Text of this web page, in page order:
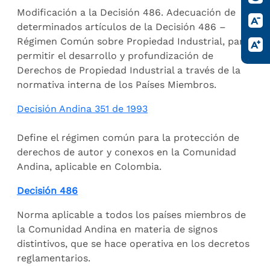
Modificación a la Decisión 486. Adecuación de
determinados artículos de la Decisión 486 –
Régimen Común sobre Propiedad Industrial, para
permitir el desarrollo y profundización de
Derechos de Propiedad Industrial a través de la
normativa interna de los Países Miembros.
Decisión Andina 351 de 1993
Define el régimen común para la protección de
derechos de autor y conexos en la Comunidad
Andina, aplicable en Colombia.
Decisión 486
Norma aplicable a todos los países miembros de
la Comunidad Andina en materia de signos
distintivos, que se hace operativa en los decretos
reglamentarios.